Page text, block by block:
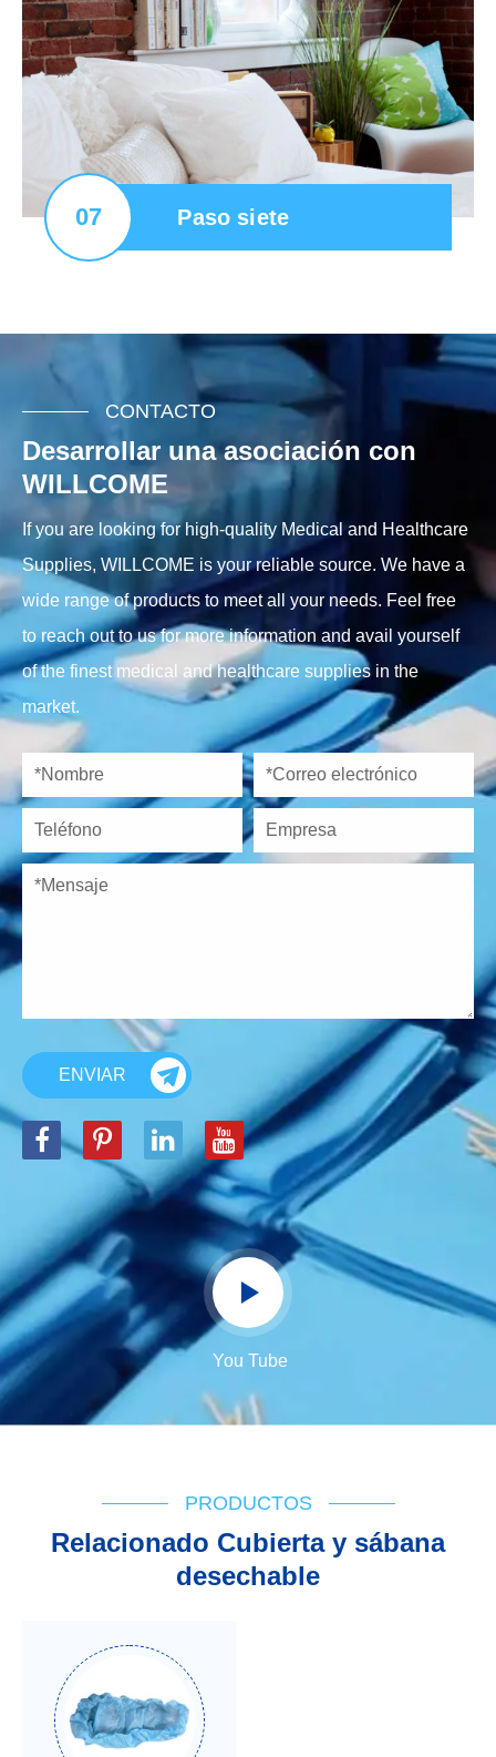
07 Paso siete
CONTACTO
Desarrollar una asociación con
WILLCOME
If you are looking for high-quality Medical and Healthcare
Supplies, WILLCOME is your reliable source. We have a
wide range of products to meet all your needs. Feel free
to reach out to us for more information and avail yourself
of the finest medical and healthcare supplies in the
market.
ENVIAR
You Tube
PRODUCTOS
Relacionado Cubierta y sábana
desechable